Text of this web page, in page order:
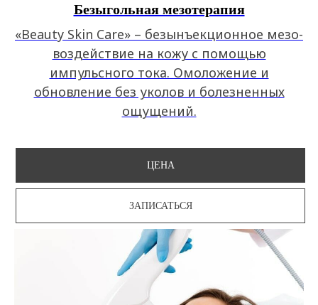
Безыгольная мезотерапия
«Beauty Skin Care» – безынъекционное мезо-
воздействие на кожу с помощью
импульсного тока. Омоложение и
обновление без уколов и болезненных
ощущений.
ЦЕНА
ЗАПИСАТЬСЯ